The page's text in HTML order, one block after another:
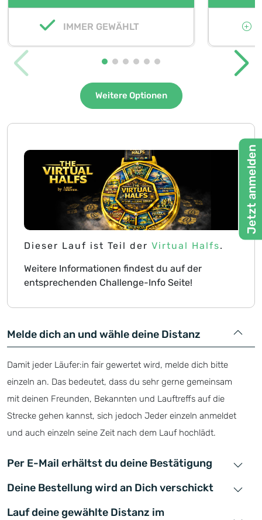
IMMER GEWÄHLT
Weitere Optionen
Dieser Lauf ist Teil der Virtual Halfs.
Weitere Informationen findest du auf der
entsprechenden Challenge-Info Seite!
Melde dich an und wähle deine Distanz
Damit jeder Läufer:in fair gewertet wird, melde dich bitte
einzeln an. Das bedeutet, dass du sehr gerne gemeinsam
mit deinen Freunden, Bekannten und Lauftreffs auf die
Strecke gehen kannst, sich jedoch Jeder einzeln anmeldet
und auch einzeln seine Zeit nach dem Lauf hochlädt.
Per E-Mail erhältst du deine Bestätigung
Deine Bestellung wird an Dich verschickt
Lauf deine gewählte Distanz im
Jetzt anmelden